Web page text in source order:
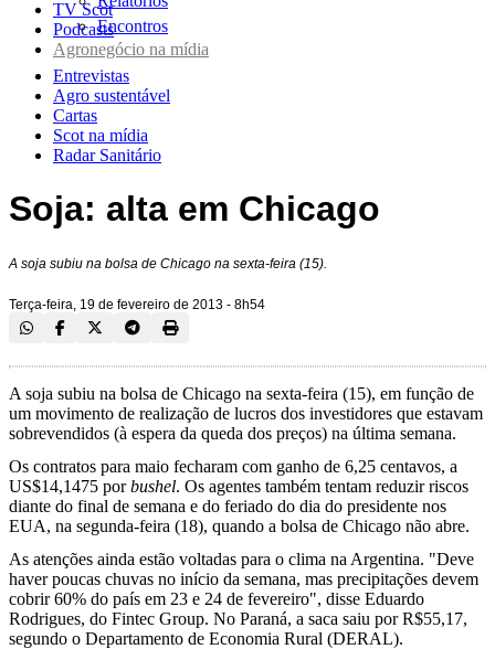
Encontros
TV Scot
Podcasts
Agronegócio na mídia
Entrevistas
Agro sustentável
Cartas
Scot na mídia
Radar Sanitário
Soja: alta em Chicago
A soja subiu na bolsa de Chicago na sexta-feira (15).
Terça-feira, 19 de fevereiro de 2013 - 8h54
A soja subiu na bolsa de Chicago na sexta-feira (15), em função de
um movimento de realização de lucros dos investidores que estavam
sobrevendidos (à espera da queda dos preços) na última semana.
Os contratos para maio fecharam com ganho de 6,25 centavos, a
US$14,1475 porbushel. Os agentes também tentam reduzir riscos
diante do final de semana e do feriado do dia do presidente nos
EUA, na segunda-feira (18), quando a bolsa de Chicago não abre.
As atenções ainda estão voltadas para o clima na Argentina. "Deve
haver poucas chuvas no início da semana, mas precipitações devem
cobrir 60% do país em 23 e 24 de fevereiro", disse Eduardo
Rodrigues, do Fintec Group. No Paraná, a saca saiu por R$55,17,
segundo o Departamento de Economia Rural (DERAL).